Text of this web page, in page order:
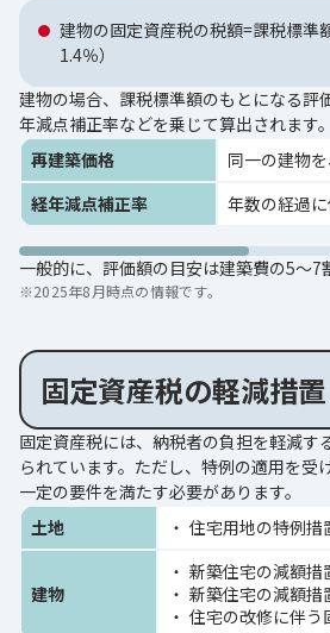
建物の固定資産税の税額=課税標
1.4％）
建物の場合、課税標準額のもとになる評
年減点補正率などを乗じて算出されます。
再建築価格
同一の建物
経年減点補正率
年数の経過
一般的に、評価額の目安は建築費の5～7
※2025年8月時点の情報です。
固定資産税の軽減措置
固定資産税には、納税者の負担を軽減す
られています。ただし、特例の適用を受
一定の要件を満たす必要があります。
土地
住宅用地の特例措
建物
新築住宅の減額措
新築住宅の減額措
住宅の改修に伴う